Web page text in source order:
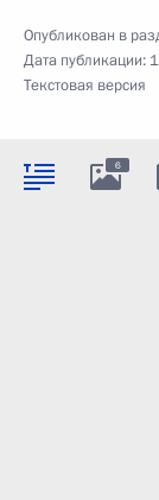
Опубликован в
Дата публикации:
Текстовая версия
6